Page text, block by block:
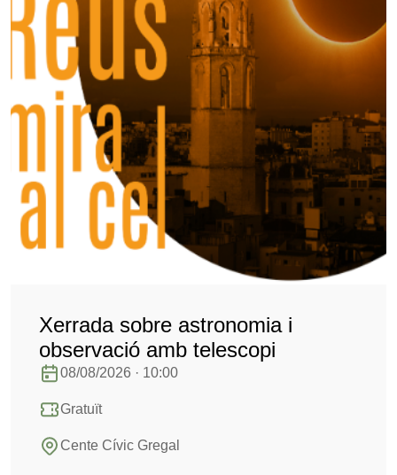
Xerrada sobre astronomia i
observació amb telescopi
08/08/2026 · 10:00
Gratuït
Cente Cívic Gregal